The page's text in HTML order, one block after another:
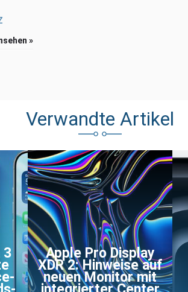
»
Verwandte Artikel
3 Apple Pro Display
XDR 2: Hinweise auf
neuen Monitor mit